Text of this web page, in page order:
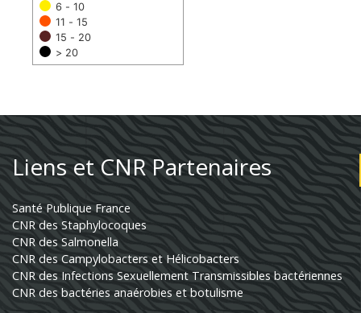
6 - 10
11 - 15
15 - 20
> 20
Liens et CNR Partenaires
Santé Publique France
CNR des Staphylocoques
CNR des Salmonella
CNR des Campylobacters et Hélicobacters
CNR des Infections Sexuellement Transmissibles bactériennes
CNR des bactéries anaérobies et botulisme